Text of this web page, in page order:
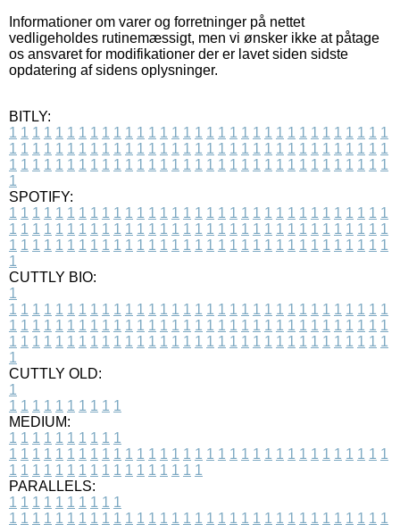
Informationer om varer og forretninger på nettet
vedligeholdes rutinemæssigt, men vi ønsker ikke at påtage
os ansvaret for modifikationer der er lavet siden sidste
opdatering af sidens oplysninger.
BITLY:
1 1 1 1 1 1 1 1 1 1 1 1 1 1 1 1 1 1 1 1 1 1 1 1 1 1 1 1 1 1 1 1 1
1 1 1 1 1 1 1 1 1 1 1 1 1 1 1 1 1 1 1 1 1 1 1 1 1 1 1 1 1 1 1 1 1
1 1 1 1 1 1 1 1 1 1 1 1 1 1 1 1 1 1 1 1 1 1 1 1 1 1 1 1 1 1 1 1 1
1
SPOTIFY:
1 1 1 1 1 1 1 1 1 1 1 1 1 1 1 1 1 1 1 1 1 1 1 1 1 1 1 1 1 1 1 1 1
1 1 1 1 1 1 1 1 1 1 1 1 1 1 1 1 1 1 1 1 1 1 1 1 1 1 1 1 1 1 1 1 1
1 1 1 1 1 1 1 1 1 1 1 1 1 1 1 1 1 1 1 1 1 1 1 1 1 1 1 1 1 1 1 1 1
1
CUTTLY BIO:
1
1 1 1 1 1 1 1 1 1 1 1 1 1 1 1 1 1 1 1 1 1 1 1 1 1 1 1 1 1 1 1 1 1
1 1 1 1 1 1 1 1 1 1 1 1 1 1 1 1 1 1 1 1 1 1 1 1 1 1 1 1 1 1 1 1 1
1 1 1 1 1 1 1 1 1 1 1 1 1 1 1 1 1 1 1 1 1 1 1 1 1 1 1 1 1 1 1 1 1
1
CUTTLY OLD:
1
1 1 1 1 1 1 1 1 1 1
MEDIUM:
1 1 1 1 1 1 1 1 1 1
1 1 1 1 1 1 1 1 1 1 1 1 1 1 1 1 1 1 1 1 1 1 1 1 1 1 1 1 1 1 1 1 1
1 1 1 1 1 1 1 1 1 1 1 1 1 1 1 1 1
PARALLELS:
1 1 1 1 1 1 1 1 1 1
1 1 1 1 1 1 1 1 1 1 1 1 1 1 1 1 1 1 1 1 1 1 1 1 1 1 1 1 1 1 1 1 1